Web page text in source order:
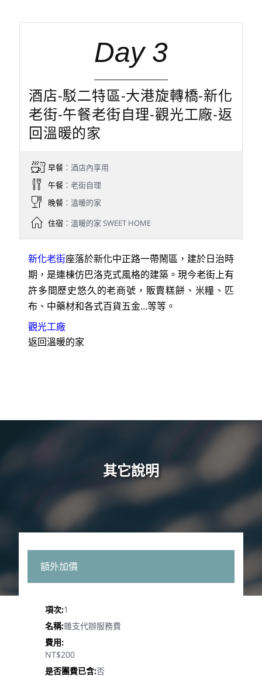
Day 3
酒店-駁二特區-大港旋轉橋-新化
老街-午餐老街自理-觀光工廠-返
回溫暖的家
早餐：酒店內享用
午餐：老街自理
晚餐：溫暖的家
住宿：溫暖的家 SWEET HOME
新化老街座落於新化中正路一帶鬧區，建於日治時
期，是連棟仿巴洛克式風格的建築。現今老街上有
許多間歷史悠久的老商號，販賣糕餅、米糧、匹
布、中藥材和各式百貨五金...等等。
觀光工廠
返回溫暖的家
其它說明
額外加價
1
雜支代辦服務費
NT$200
否